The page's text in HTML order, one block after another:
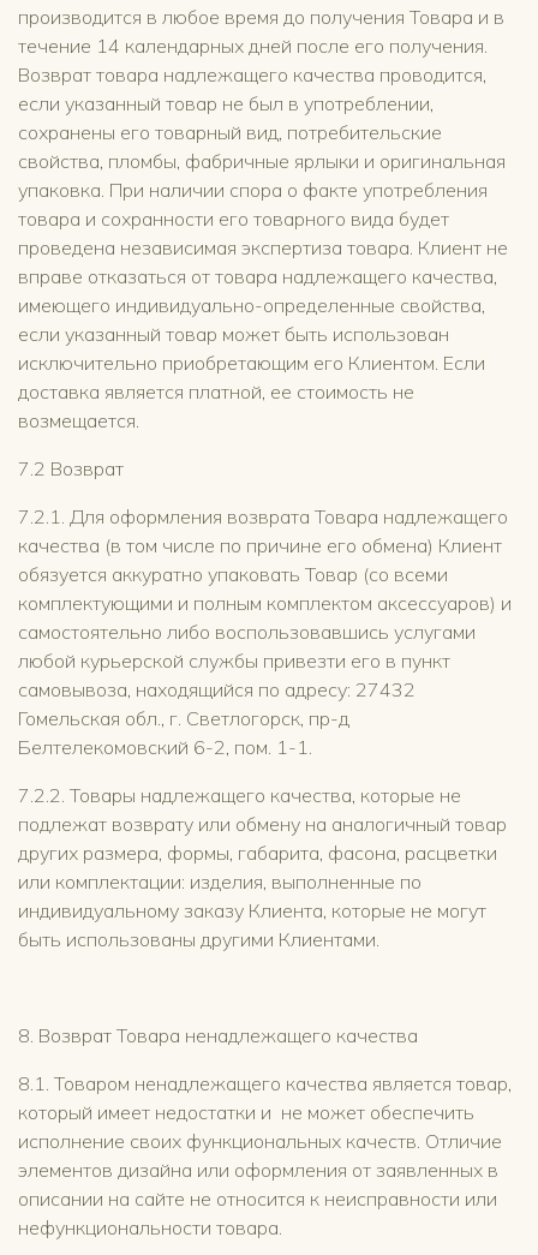
производится в любое время до получения Товара и в
течение 14 календарных дней после его получения.
Возврат товара надлежащего качества проводится,
если указанный товар не был в употреблении,
сохранены его товарный вид, потребительские
свойства, пломбы, фабричные ярлыки и оригинальная
упаковка. При наличии спора о факте употребления
товара и сохранности его товарного вида будет
проведена независимая экспертиза товара. Клиент не
вправе отказаться от товара надлежащего качества,
имеющего индивидуально-определенные свойства,
если указанный товар может быть использован
исключительно приобретающим его Клиентом. Если
доставка является платной, ее стоимость не
возмещается.
7.2 Возврат
7.2.1. Для оформления возврата Товара надлежащего
качества (в том числе по причине его обмена) Клиент
обязуется аккуратно упаковать Товар (со всеми
комплектующими и полным комплектом аксессуаров) и
самостоятельно либо воспользовавшись услугами
любой курьерской службы привезти его в пункт
самовывоза, находящийся по адресу: 27432
Гомельская обл., г. Светлогорск, пр-д
Белтелекомовский 6-2, пом. 1-1.
7.2.2. Товары надлежащего качества, которые не
подлежат возврату или обмену на аналогичный товар
других размера, формы, габарита, фасона, расцветки
или комплектации: изделия, выполненные по
индивидуальному заказу Клиента, которые не могут
быть использованы другими Клиентами.
8. Возврат Товара ненадлежащего качества
8.1. Товаром ненадлежащего качества является товар,
который имеет недостатки и не может обеспечить
исполнение своих функциональных качеств. Отличие
элементов дизайна или оформления от заявленных в
описании на сайте не относится к неисправности или
нефункциональности товара.